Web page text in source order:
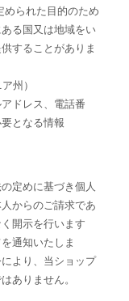
められた目的のため
る国又は地域をい
することがありま
州）
ドレス、電話番
となる情報
定めに基づき個人
からのご請求であ
開示を行います
通知いたしま
より、当ショップ
ありません。